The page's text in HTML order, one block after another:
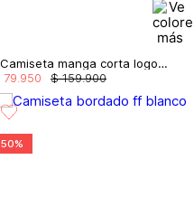
Camiseta manga corta logo y dijes stf
$ 159.900
79 950
50%